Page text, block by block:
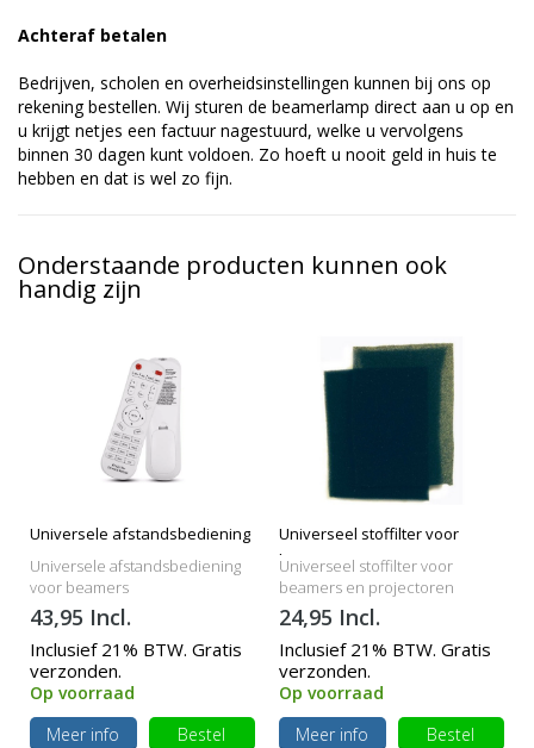
Achteraf betalen
Bedrijven, scholen en overheidsinstellingen kunnen bij ons op
rekening bestellen. Wij sturen de beamerlamp direct aan u op en
u krijgt netjes een factuur nagestuurd, welke u vervolgens
binnen 30 dagen kunt voldoen. Zo hoeft u nooit geld in huis te
hebben en dat is wel zo fijn.
Onderstaande producten kunnen ook
handig zijn
Universele afstandsbediening
Universele afstandsbediening
voor beamers
43,95 Incl.
Inclusief 21% BTW. Gratis
verzonden.
Op voorraad
Meer info
Bestel
Universeel stoffilter voor
beamers
Universeel stoffilter voor
beamers en projectoren
24,95 Incl.
Inclusief 21% BTW. Gratis
verzonden.
Op voorraad
Meer info
Bestel